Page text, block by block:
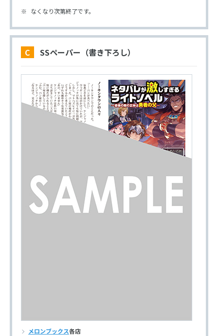
なくなり次第終了です。
C SSペーパー（書き下ろし）
メロンブックス各店